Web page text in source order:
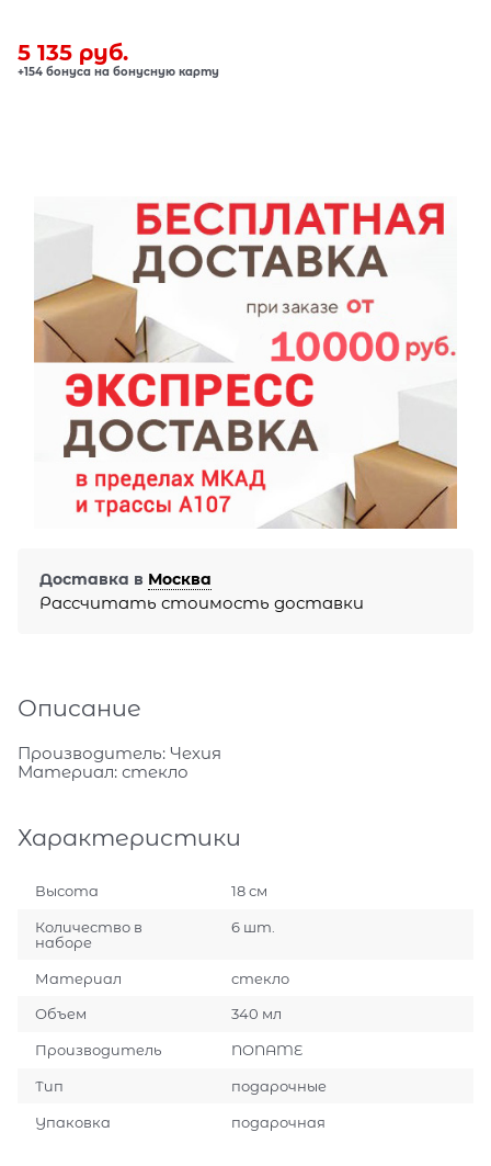
5 135 руб.
+154 бонуса на бонусную карту
Доставка в Москва
Рассчитать стоимость доставки
Описание
Производитель: Чехия
Материал: стекло
Характеристики
Высота 18 см
Количество в
наборе
6 шт.
Материал стекло
Объем 340 мл
Производитель NONAME
Тип подарочные
Упаковка подарочная